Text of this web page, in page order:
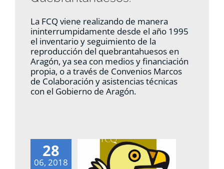
La FCQ viene realizando de manera
ininterrumpidamente desde el año 1995
el inventario y seguimiento de la
reproducción del quebrantahuesos en
Aragón, ya sea con medios y financiación
propia, o a través de Convenios Marcos
de Colaboración y asistencias técnicas
con el Gobierno de Aragón.
28
06, 2018